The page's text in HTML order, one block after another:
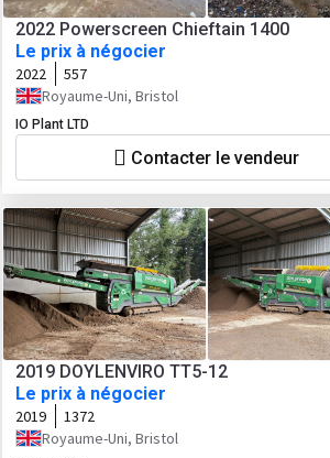
2022 Powerscreen Chieftain 1400
Le prix à négocier
2022
557
Royaume-Uni, Bristol
IO Plant LTD
Contacter le vendeur
2019 DOYLENVIRO TT5-12
Le prix à négocier
2019
1372
Royaume-Uni, Bristol